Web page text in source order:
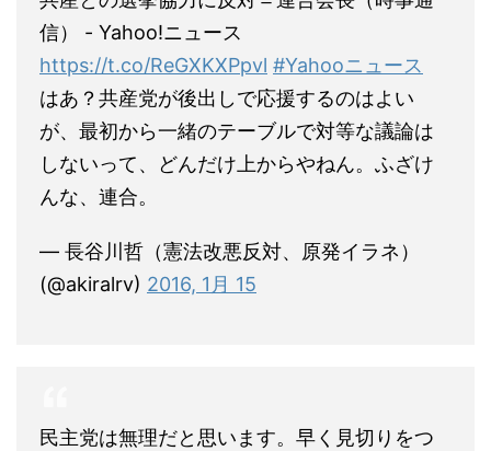
信） - Yahoo!ニュース
https://t.co/ReGXKXPpvl #Yahooニュース
はあ？共産党が後出しで応援するのはよい
が、最初から一緒のテーブルで対等な議論は
しないって、どんだけ上からやねん。ふざけ
んな、連合。
— 長谷川哲（憲法改悪反対、原発イラネ）
(@akiralrv) 2016, 1月 15
民主党は無理だと思います。早く見切りをつ